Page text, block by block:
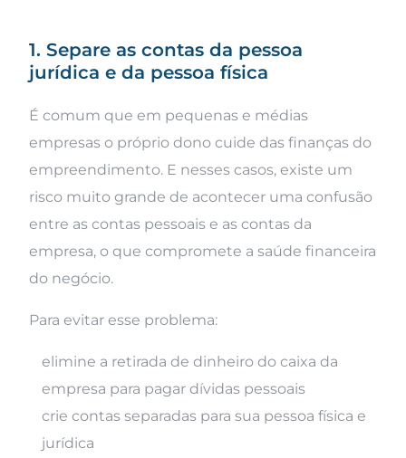
1. Separe as contas da pessoa
jurídica e da pessoa física
É comum que em pequenas e médias
empresas o próprio dono cuide das finanças do
empreendimento. E nesses casos, existe um
risco muito grande de acontecer uma confusão
entre as contas pessoais e as contas da
empresa, o que compromete a saúde financeira
do negócio.
Para evitar esse problema:
elimine a retirada de dinheiro do caixa da
empresa para pagar dívidas pessoais
crie contas separadas para sua pessoa física e
jurídica